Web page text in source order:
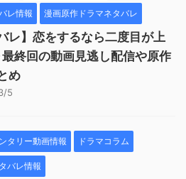
レ情報 漫画原作ドラマネタバレ
レ】恋をするなら二度目が上
終回の動画見逃し配信や原作
め
5
タリー動画情報 ドラマコラム
バレ情報